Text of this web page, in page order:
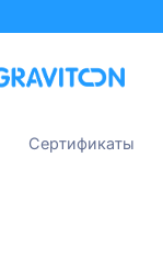
Сертификаты